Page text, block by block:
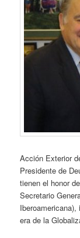
Acción Exterior
Presidente de
tienen el honor
Secretario
era de la